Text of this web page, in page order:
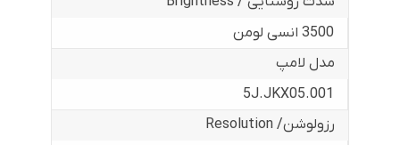
3500 انسی لومن
مدل لامپ
5J.JKX05.001
رزولوشن/ Resolution